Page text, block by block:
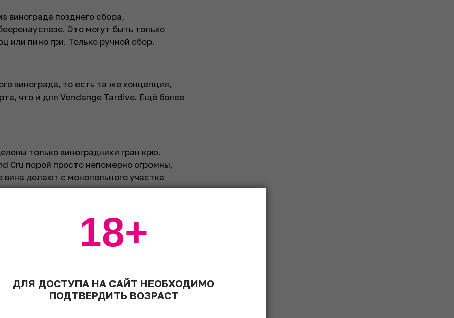
винограда позднего сбора,
Это могут быть только
или пино гри. Только ручной сбор.
винограда, то есть та же концепция,
что и для Vendange Tardive. Ещё более
только виноградники гран крю.
Cru порой просто непомерно огромны,
делают с монопольного участка
ДЛЯ ДОСТУПА НА САЙТ НЕОБХОДИМО
ПОДТВЕРДИТЬ ВОЗРАСТ
18+